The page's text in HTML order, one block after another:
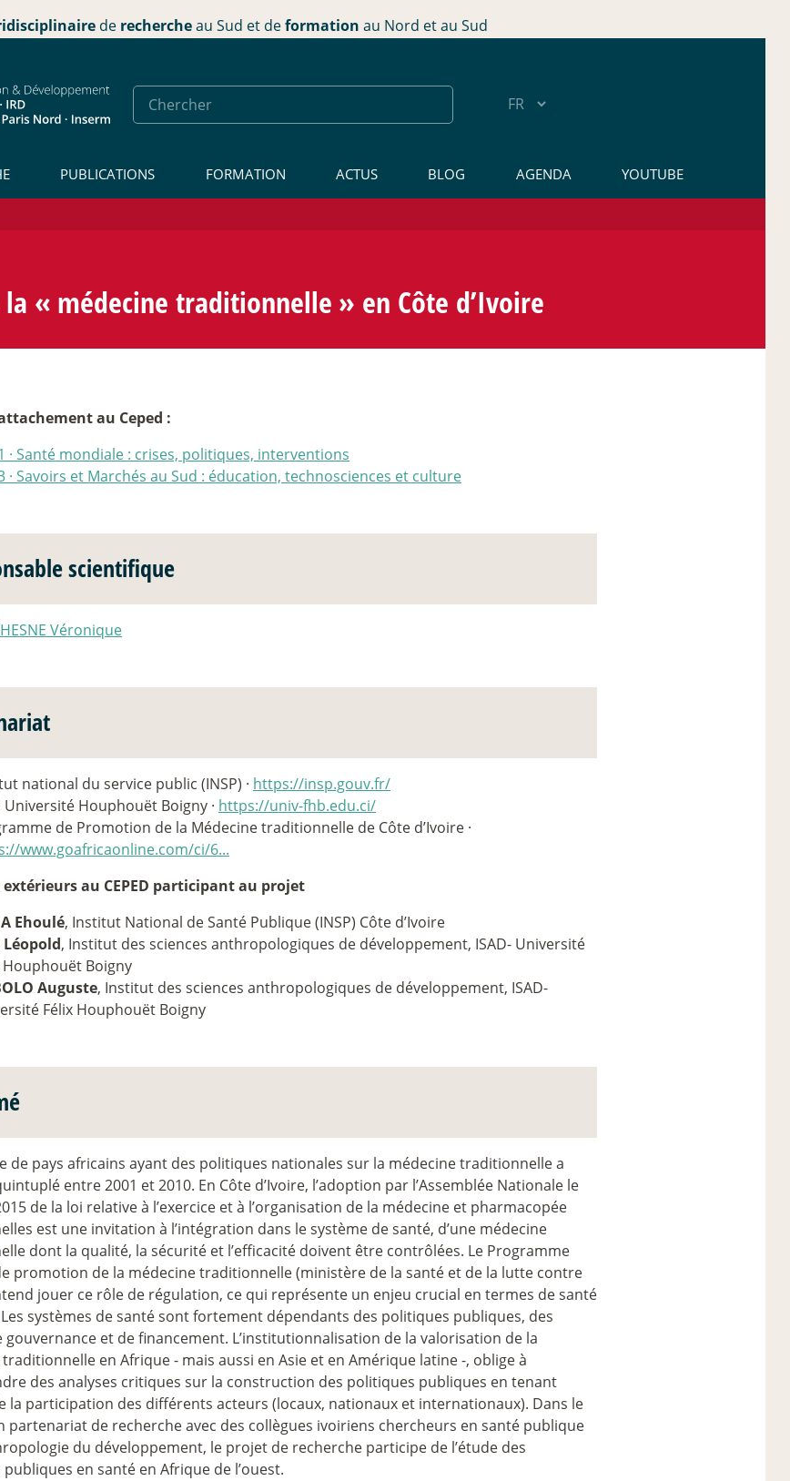
de rechercheau Sud et deformation au Nord et au Sud
PUBLICATIONS FORMATION ACTUS BLOG AGENDA YOUTUBE
« médecine traditionnelle » en Côte d’Ivoire
au Ceped :
· Santé mondiale : crises, politiques, interventions
· Savoirs et Marchés au Sud : éducation, technosciences et culture
scientifique
Véronique
national du service public (INSP) · https://insp.gouv.fr/
Université Houphouët Boigny · https://univ-fhb.edu.ci/
de Promotion de la Médecine traditionnelle de Côte d’Ivoire ·
www.goafricaonline.com/ci/6...
extérieurs au CEPED participant au projet
Ehoulé, Institut National de Santé Publique (INSP) Côte d’Ivoire
Léopold, Institut des sciences anthropologiques de développement, ISAD- Université
Houphouët Boigny
Auguste, Institut des sciences anthropologiques de développement, ISAD-
Félix Houphouët Boigny
de pays africains ayant des politiques nationales sur la médecine traditionnelle a
entre 2001 et 2010. En Côte d’Ivoire, l’adoption par l’Assemblée Nationale le
de la loi relative à l’exercice et à l’organisation de la médecine et pharmacopée
est une invitation à l’intégration dans le système de santé, d’une médecine
dont la qualité, la sécurité et l’efficacité doivent être contrôlées. Le Programme
promotion de la médecine traditionnelle (ministère de la santé et de la lutte contre
jouer ce rôle de régulation, ce qui représente un enjeu crucial en termes de santé
systèmes de santé sont fortement dépendants des politiques publiques, des
gouvernance et de financement. L’institutionnalisation de la valorisation de la
en Afrique - mais aussi en Asie et en Amérique latine -, oblige à
des analyses critiques sur la construction des politiques publiques en tenant
la participation des différents acteurs (locaux, nationaux et internationaux). Dans le
partenariat de recherche avec des collègues ivoiriens chercheurs en santé publique
du développement, le projet de recherche participe de l’étude des
en santé en Afrique de l’ouest.